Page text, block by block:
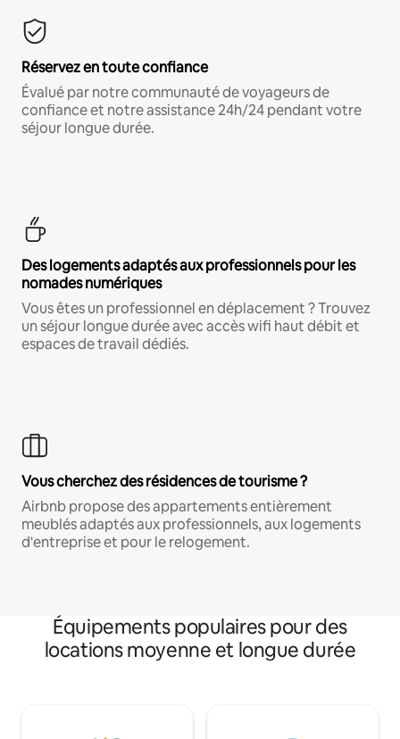
Réservez en toute confiance
Évalué par notre communauté de voyageurs de
confiance et notre assistance 24h/24 pendant votre
séjour longue durée.
Des logements adaptés aux professionnels pour les
nomades numériques
Vous êtes un professionnel en déplacement ? Trouvez
un séjour longue durée avec accès wifi haut débit et
espaces de travail dédiés.
Vous cherchez des résidences de tourisme ?
Airbnb propose des appartements entièrement
meublés adaptés aux professionnels, aux logements
d'entreprise et pour le relogement.
Équipements populaires pour des
locations moyenne et longue durée